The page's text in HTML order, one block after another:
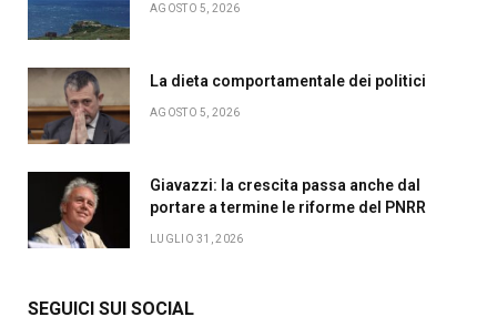
AGOSTO 5, 2026
La dieta comportamentale dei politici
AGOSTO 5, 2026
Giavazzi: la crescita passa anche dal
portare a termine le riforme del PNRR
LUGLIO 31, 2026
SEGUICI SUI SOCIAL